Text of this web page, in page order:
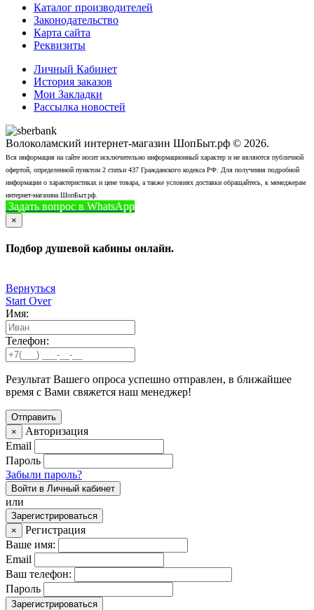
Каталог производителей
Законодательство
Карта сайта
Реквизиты
Личный Кабинет
История заказов
Мои Закладки
Рассылка новостей
Волоколамский интернет-магазин ШопБыт.рф © 2026.
Вся информация на сайте носит исключительно информационный характер и не являются публичной
офертой, определенной пунктом 2 статьи 437 Гражданского кодекса РФ. Для получения подробной
информации о характеристиках и цене товара, а также условиях доставки обращайтесь, к менеджерам
интернет-магазина ШопБыт.рф.
Задать вопрос в WhatsApp
×
Подбор душевой кабины онлайн.
Вернуться
Start Over
Имя:
Телефон:
Результат Вашего опроса успешно отправлен, в ближайшее
время с Вами свяжется наш менеджер!
×
Авторизация
Email
Пароль
Забыли пароль?
Войти в Личный кабинет
или
Зарегистрироваться
×
Регистрация
Ваше имя:
Email
Ваш телефон:
Пароль
Зарегистрироваться